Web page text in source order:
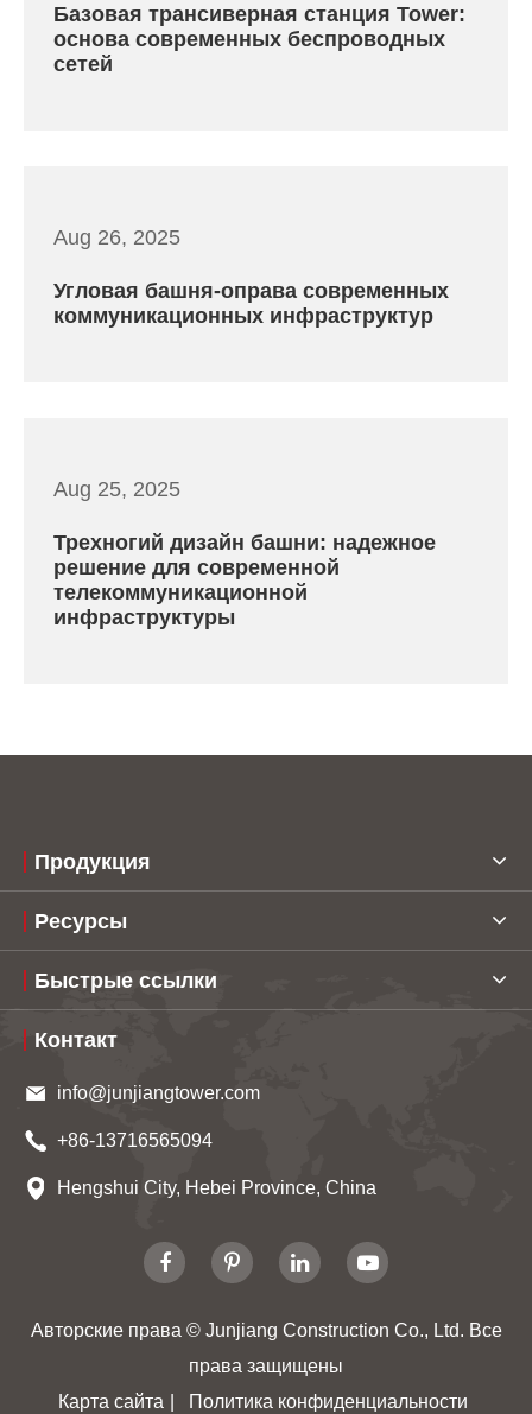
Базовая трансиверная станция Tower:
основа современных беспроводных
сетей
Aug 26, 2025
Угловая башня-оправа современных
коммуникационных инфраструктур
Aug 25, 2025
Трехногий дизайн башни: надежное
решение для современной
телекоммуникационной
инфраструктуры
Продукция
Ресурсы
Быстрые ссылки
Контакт
info@junjiangtower.com
+86-13716565094
Hengshui City, Hebei Province, China
Авторские права © Junjiang Construction Co., Ltd. Все
права защищены
Карта сайта
Политика конфиденциальности